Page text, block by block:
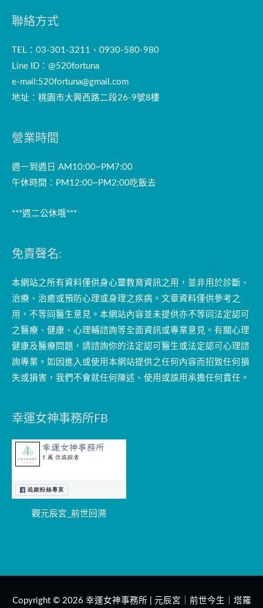
聯絡方式
TEL：03-301-3211、0930-580-980
Line ID：@520fortuna
e-mail:520fortuna@gmail.com
地址：桃園市大興西路二段26-9號8樓
營業時間
週一到週日 AM10:00~PM7:00
午休時間：PM12:00~PM2:00吃飯去
***週二公休哦***
免責聲名:
本網站之所有資料僅供身心靈教育資訊之用，並非用於診斷、
治療、治癒或預防心理或身理之疾病。文章資料僅供參考之
用，不等同醫生意見。本網站內容並未提供亦不等同法定認可
之醫療、健康、心理輔諮詢等全面資訊或專業意見。有關心理
健康及醫療問題，請諮詢你的法定認可醫生或法定認可心理諮
詢專業。如因進入或使用本網站提供之任何內容而招致任何損
失或損害，我們不會就任何陳述、使用或誤用承擔任何責任。
幸運女神事務所FB
觀元辰宮_前世回溯
Copyright © 2026 幸運女神事務所 | 元辰宮｜前世今生｜塔羅